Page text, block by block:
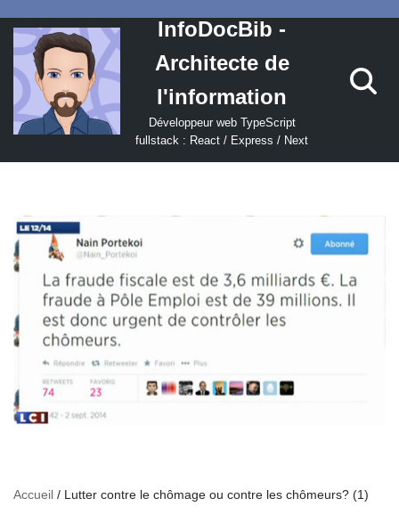
Aller
au
contenu
InfoDocBib -
Architecte de
l'information
Développeur web TypeScript
fullstack : React / Express / Next
Accueil / Lutter contre le chômage ou contre les chômeurs? (1)